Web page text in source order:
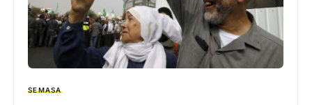
SEMASA